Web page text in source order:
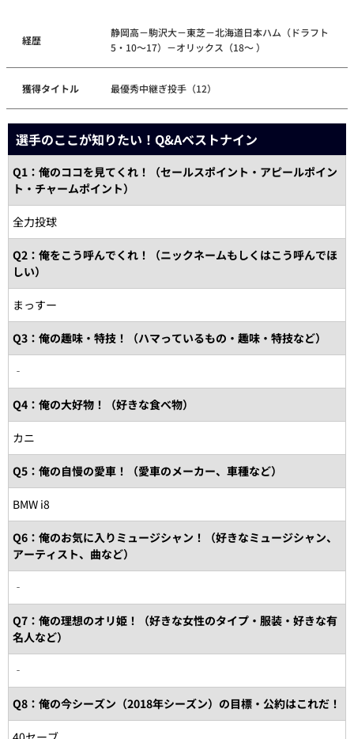
経歴
静岡高－駒沢大－東芝－北海道日本ハム（ドラフト
5・10～17）－オリックス（18～ ）
獲得タイトル 最優秀中継ぎ投手（12）
選手のここが知りたい！Q&Aベストナイン
Q1：俺のココを見てくれ！（セールスポイント・アピールポイン
ト・チャームポイント）
全力投球
Q2：俺をこう呼んでくれ！（ニックネームもしくはこう呼んでほ
しい）
まっすー
Q3：俺の趣味・特技！（ハマっているもの・趣味・特技など）
‐
Q4：俺の大好物！（好きな食べ物）
カニ
Q5：俺の自慢の愛車！（愛車のメーカー、車種など）
BMW i8
Q6：俺のお気に入りミュージシャン！（好きなミュージシャン、
アーティスト、曲など）
‐
Q7：俺の理想のオリ姫！（好きな女性のタイプ・服装・好きな有
名人など）
‐
Q8：俺の今シーズン（2018年シーズン）の目標・公約はこれだ！